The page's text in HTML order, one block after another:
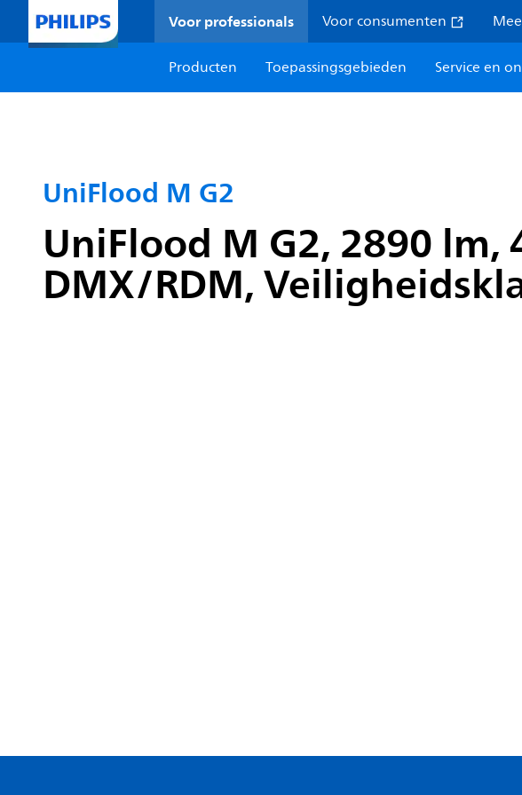
Voor professionals Voor consumenten
Producten
Toepassingsgebieden Service en
UniFlood M G2
UniFlood M G2, 2890
DMX/RDM,